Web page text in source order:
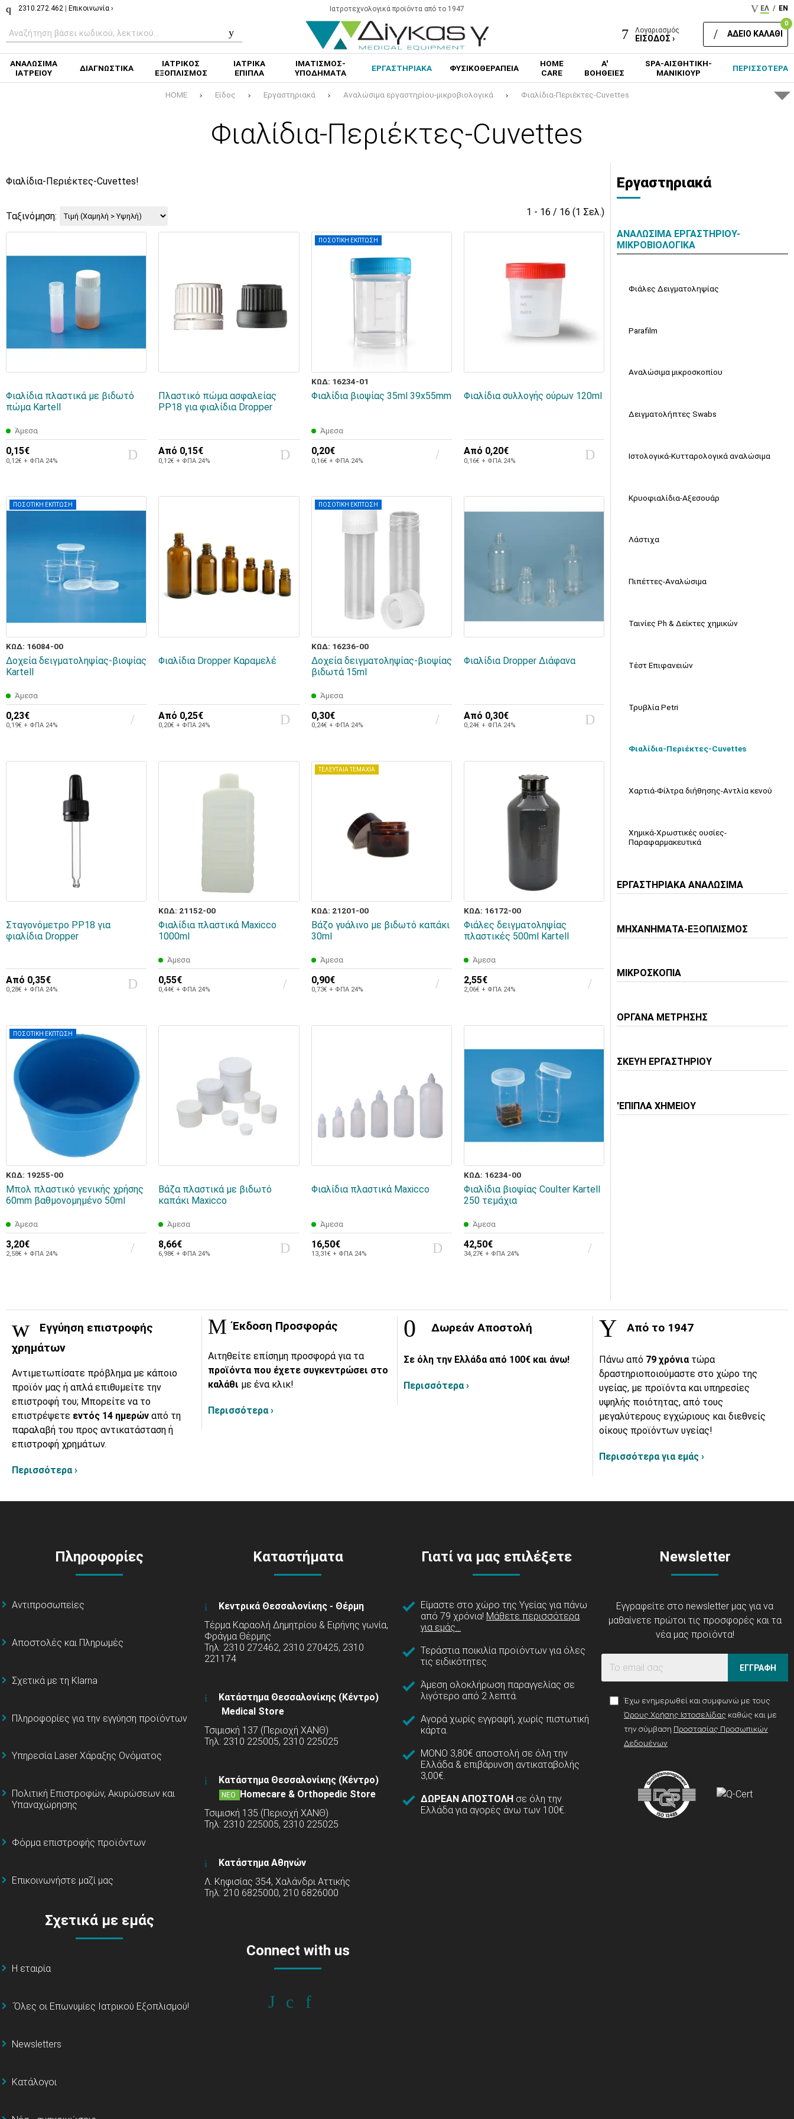
2310.272.462 Επικοινωνία › Ιατροτεχνολογικά προϊόντα από το 1947 ΕΛ / EN
Λογαριασμός
ΕΙΣΟΔΟΣ ›
0
ΑΔΕΙΟ ΚΑΛΑΘΙ
ΑΝΑΛΩΣΙΜΑ
ΙΑΤΡΕΙΟΥ
ΔΙΑΓΝΩΣΤΙΚΑ
ΙΑΤΡΙΚΟΣ
ΕΞΟΠΛΙΣΜΟΣ
ΙΑΤΡΙΚΑ
ΕΠΙΠΛΑ
ΙΜΑΤΙΣΜΟΣ-
ΥΠΟΔΗΜΑΤΑ
ΕΡΓΑΣΤΗΡΙΑΚΑ ΦΥΣΙΚΟΘΕΡΑΠΕΙΑ
HOME
CARE
Α'
ΒΟΗΘΕΙΕΣ
SPA-ΑΙΣΘΗΤΙΚΗ-
ΜΑΝΙΚΙΟΥΡ
ΠΕΡΙΣΣΟΤΕΡΑ
HOME Είδος Εργαστηριακά Αναλώσιμα εργαστηρίου-μικροβιολογικά Φιαλίδια-Περιέκτες-Cuvettes
Φιαλίδια-Περιέκτες-Cuvettes
Φιαλίδια-Περιέκτες-Cuvettes!
Ταξινόμηση: 1 - 16 / 16 (1 Σελ.)
Φιαλίδια πλαστικά με βιδωτό
πώμα Kartell
Άμεσα
0,15€
0,12€ + ΦΠΑ 24%
Πλαστικό πώμα ασφαλείας
PP18 για φιαλίδια Dropper
Από 0,15€
0,12€ + ΦΠΑ 24%
ΠΟΣΟΤΙΚΗ ΕΚΠΤΩΣΗ
ΚΩΔ: 16234-01
Φιαλίδια βιοψίας 35ml 39x55mm
Άμεσα
0,20€
0,16€ + ΦΠΑ 24%
Φιαλίδια συλλογής ούρων 120ml
Από 0,20€
0,16€ + ΦΠΑ 24%
ΠΟΣΟΤΙΚΗ ΕΚΠΤΩΣΗ
ΚΩΔ: 16084-00
Δοχεία δειγματοληψίας-βιοψίας
Kartell
Άμεσα
0,23€
0,19€ + ΦΠΑ 24%
Φιαλίδια Dropper Καραμελέ
Από 0,25€
0,20€ + ΦΠΑ 24%
ΠΟΣΟΤΙΚΗ ΕΚΠΤΩΣΗ
ΚΩΔ: 16236-00
Δοχεία δειγματοληψίας-βιοψίας
βιδωτά 15ml
Άμεσα
0,30€
0,24€ + ΦΠΑ 24%
Φιαλίδια Dropper Διάφανα
Από 0,30€
0,24€ + ΦΠΑ 24%
Σταγονόμετρο PP18 για
φιαλίδια Dropper
Από 0,35€
0,28€ + ΦΠΑ 24%
ΚΩΔ: 21152-00
Φιαλίδια πλαστικά Maxicco
1000ml
Άμεσα
0,55€
0,44€ + ΦΠΑ 24%
ΤΕΛΕΥΤΑΙΑ ΤΕΜΑΧΙΑ
ΚΩΔ: 21201-00
Βάζο γυάλινο με βιδωτό καπάκι
30ml
Άμεσα
0,90€
0,73€ + ΦΠΑ 24%
ΚΩΔ: 16172-00
Φιάλες δειγματοληψίας
πλαστικές 500ml Kartell
Άμεσα
2,55€
2,06€ + ΦΠΑ 24%
ΠΟΣΟΤΙΚΗ ΕΚΠΤΩΣΗ
ΚΩΔ: 19255-00
Μπολ πλαστικό γενικής χρήσης
60mm βαθμονομημένο 50ml
Άμεσα
3,20€
2,58€ + ΦΠΑ 24%
Βάζα πλαστικά με βιδωτό
καπάκι Maxicco
Άμεσα
8,66€
6,98€ + ΦΠΑ 24%
Φιαλίδια πλαστικά Maxicco
Άμεσα
16,50€
13,31€ + ΦΠΑ 24%
ΚΩΔ: 16234-00
Φιαλίδια βιοψίας Coulter Κartell
250 τεμάχια
Άμεσα
42,50€
34,27€ + ΦΠΑ 24%
Εργαστηριακά
ΑΝΑΛΩΣΙΜΑ ΕΡΓΑΣΤΗΡΙΟΥ-
ΜΙΚΡΟΒΙΟΛΟΓΙΚΑ
Φιάλες Δειγματοληψίας
Parafilm
Αναλώσιμα μικροσκοπίου
Δειγματολήπτες Swabs
Ιστολογικά-Κυτταρολογικά αναλώσιμα
Κρυοφιαλίδια-Αξεσουάρ
Λάστιχα
Πιπέττες-Αναλώσιμα
Ταινίες Ph & Δείκτες χημικών
Τέστ Επιφανειών
Τρυβλία Petri
Φιαλίδια-Περιέκτες-Cuvettes
Χαρτιά-Φίλτρα διήθησης-Αντλία κενού
Χημικά-Χρωστικές ουσίες-
Παραφαρμακευτικά
ΕΡΓΑΣΤΗΡΙΑΚΑ ΑΝΑΛΩΣΙΜΑ
ΜΗΧΑΝΗΜΑΤΑ-ΕΞΟΠΛΙΣΜΟΣ
ΜΙΚΡΟΣΚΟΠΙΑ
ΟΡΓΑΝΑ ΜΕΤΡΗΣΗΣ
ΣΚΕΥΗ ΕΡΓΑΣΤΗΡΙΟΥ
'ΕΠΙΠΛΑ ΧΗΜΕΙΟΥ
Εγγύηση επιστροφής
χρημάτων
Αντιμετωπίσατε πρόβλημα με κάποιο
προϊόν μας ή απλά επιθυμείτε την
επιστροφή του; Μπορείτε να το
επιστρέψετε εντός 14 ημερών από τη
παραλαβή του προς αντικατάσταση ή
επιστροφή χρημάτων.
Περισσότερα ›
Έκδοση Προσφοράς
Αιτηθείτε επίσημη προσφορά για τα
προϊόντα που έχετε συγκεντρώσει στο
καλάθι με ένα κλικ!
Περισσότερα ›
Δωρεάν Αποστολή
Σε όλη την Ελλάδα από 100€ και άνω!
Περισσότερα ›
Από το 1947
Πάνω από 79 χρόνια τώρα
δραστηριοποιούμαστε στο χώρο της
υγείας, με προϊόντα και υπηρεσίες
υψηλής ποιότητας, από τους
μεγαλύτερους εγχώριους και διεθνείς
οίκους προϊόντων υγείας!
Περισσότερα για εμάς ›
Πληροφορίες
Αντιπροσωπείες
Αποστολές και Πληρωμές
Σχετικά με τη Klarna
Πληροφορίες για την εγγύηση προϊόντων
Υπηρεσία Laser Χάραξης Ονόματος
Πολιτική Επιστροφών, Ακυρώσεων και
Υπαναχώρησης
Φόρμα επιστροφής προϊόντων
Επικοινωνήστε μαζί μας
Σχετικά με εμάς
Η εταιρία
΄Όλες οι Επωνυμίες Ιατρικού Εξοπλισμού!
Newsletters
Κατάλογοι
Καταστήματα
Κεντρικά Θεσσαλονίκης - Θέρμη
Τέρμα Καραολή Δημητρίου & Ειρήνης γωνία,
Φράγμα Θέρμης
Τηλ: 2310 272462, 2310 270425, 2310
221174
Κατάστημα Θεσσαλονίκης (Κέντρο)
Medical Store
Τσιμισκή 137 (Περιοχή ΧΑΝΘ)
Τηλ: 2310 225005, 2310 225025
Κατάστημα Θεσσαλονίκης (Κέντρο)
ΝΕΟ
Homecare & Orthopedic Store
Τσιμισκή 135 (Περιοχή ΧΑΝΘ)
Τηλ: 2310 225005, 2310 225025
Κατάστημα Αθηνών
Λ. Κηφισίας 354, Χαλάνδρι Αττικής
Τηλ: 210 6825000, 210 6826000
Connect with us
Γιατί να μας επιλέξετε
Είμαστε στο χώρο της Υγείας για πάνω
από 79 χρόνια! Μάθετε περισσότερα
για εμάς...
Τεράστια ποικιλία προϊόντων για όλες
τις ειδικότητες.
Άμεση ολοκλήρωση παραγγελίας σε
λιγότερο από 2 λεπτά.
Αγορά χωρίς εγγραφή, χωρίς πιστωτική
κάρτα.
ΜΟΝΟ 3,80€ αποστολή σε όλη την
Ελλάδα & επιβάρυνση αντικαταβολής
3,00€.
ΔΩΡΕΑΝ ΑΠΟΣΤΟΛΗ σε όλη την
Ελλάδα για αγορές άνω των 100€.
Newsletter
Εγγραφείτε στο newsletter μας για να
μαθαίνετε πρώτοι τις προσφορές και τα
νέα μας προϊόντα!
ΕΓΓΡΑΦΗ
Έχω ενημερωθεί και συμφωνώ με τους
Όρους Χρήσης Ιστοσελίδας καθώς και με
την σύμβαση Προστασίας Προσωπικών
Δεδομένων